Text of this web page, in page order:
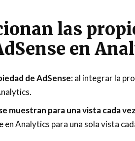
las
en
de AdSense:al integrar la
muestran para una vista cada
en Analytics para una sola vista